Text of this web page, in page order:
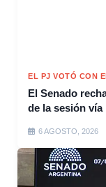
EL PJ VOTÓ CON
El Senado
de la sesión
6 AGOSTO, 2026